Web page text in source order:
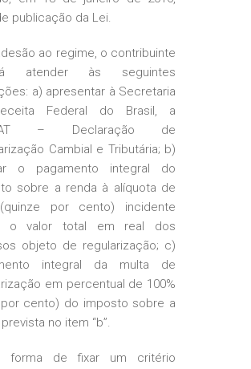
publicação da Lei.
ao regime, o contribuinte
atender às seguintes
a) apresentar à Secretaria
Federal do Brasil, a
– Declaração de
Cambial e Tributária; b)
o pagamento integral do
sobre a renda à alíquota de
por cento) incidente
o valor total em real dos
objeto de regularização; c)
integral da multa de
em percentual de 100%
cento) do imposto sobre a
no item “b”.
forma de fixar um critério